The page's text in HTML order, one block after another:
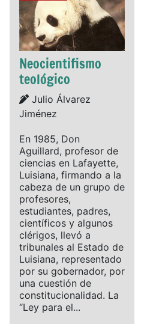
Neocientifismo
teológico
Details
Julio Álvarez
Jiménez
En 1985, Don
Aguillard, profesor de
ciencias en Lafayette,
Luisiana, firmando a la
cabeza de un grupo de
profesores,
estudiantes, padres,
científicos y algunos
clérigos, llevó a
tribunales al Estado de
Luisiana, representado
por su gobernador, por
una cuestión de
constitucionalidad. La
“Ley para el...